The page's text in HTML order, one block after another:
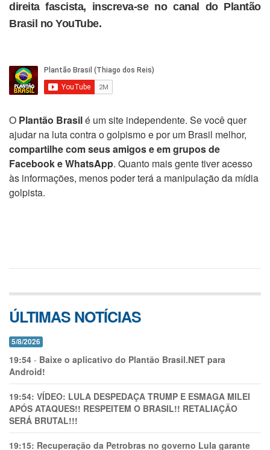
direita fascista, inscreva-se no canal do Plantão
Brasil no YouTube.
O Plantão Brasilé um site independente. Se você quer
ajudar na luta contra o golpismo e por um Brasil melhor,
compartilhe com seus amigos e em grupos de
Facebook e WhatsApp. Quanto mais gente tiver acesso
às informações, menos poder terá a manipulação da mídia
golpista.
ÚLTIMAS NOTÍCIAS
5/8/2026
19:54 - Baixe o aplicativo do Plantão Brasil.NET para
Android!
19:54: VÍDEO: LULA DESPEDAÇA TRUMP E ESMAGA MILEI
APÓS ATAQUES!! RESPEITEM O BRASIL!! RETALIAÇÃO
SERÁ BRUTAL!!!
19:15: Recuperação da Petrobras no governo Lula garante